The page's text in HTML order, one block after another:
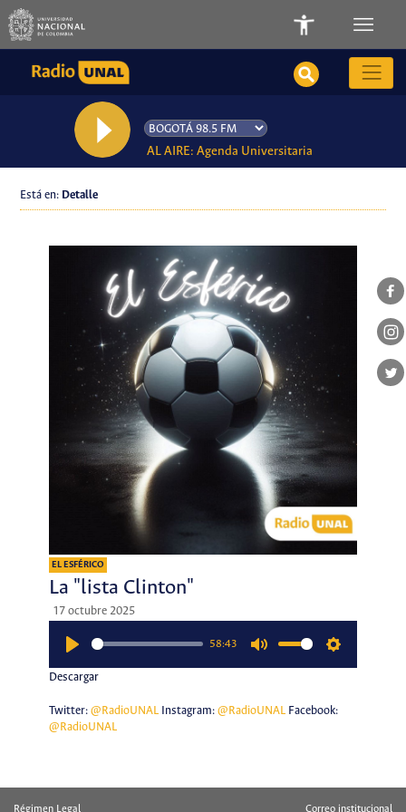
AL AIRE: Agenda Universitaria
Está en: Detalle
EL ESFÉRICO
La "lista Clinton"
17 octubre 2025
58:43
Descargar
Twitter: @RadioUNALInstagram: @RadioUNALFacebook:
@RadioUNAL
Régimen Legal Correo institucional